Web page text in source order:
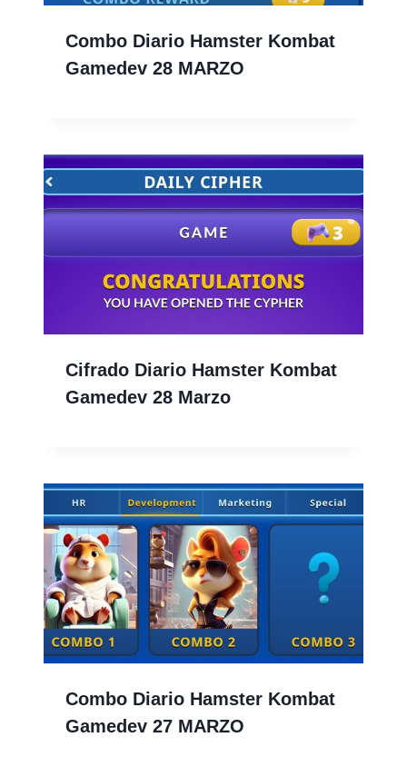
Combo Diario Hamster Kombat
Gamedev 28 MARZO
Cifrado Diario Hamster Kombat
Gamedev 28 Marzo
Combo Diario Hamster Kombat
Gamedev 27 MARZO